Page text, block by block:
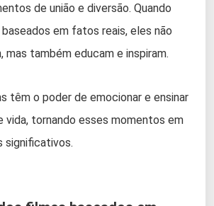
de união e diversão. Quando
em fatos reais, eles não
mas também educam e inspiram.
têm o poder de emocionar e ensinar
vida, tornando esses momentos em
significativos.